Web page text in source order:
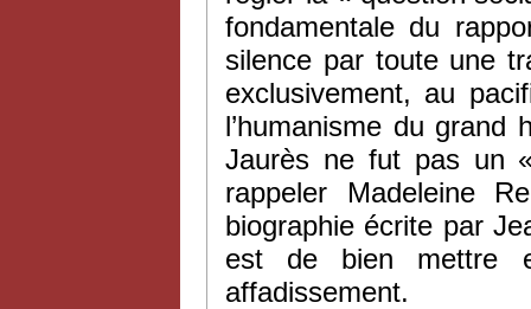
fondamentale du
silence par toute une
exclusivement, au
l’humanisme du
Jaurès ne fut pas un
rappeler Madeleine
biographie écrite par
est de bien mettre
affadissement.